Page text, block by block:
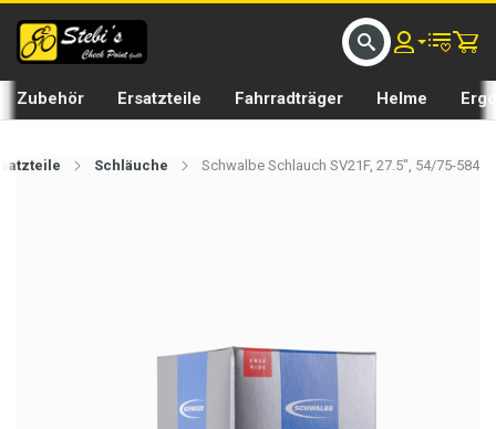
Zubehör Ersatzteile Fahrradträger Helme
Schläuche Schwalbe Schlauch SV21F, 27.5", 54/75-584